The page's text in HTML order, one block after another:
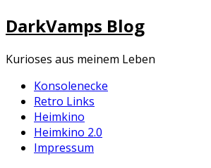
Skip
to
content
DarkVamps Blog
Kurioses aus meinem Leben
Konsolenecke
Retro Links
Heimkino
Heimkino 2.0
Impressum